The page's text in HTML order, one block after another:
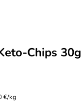
Chips 30g
€/kg